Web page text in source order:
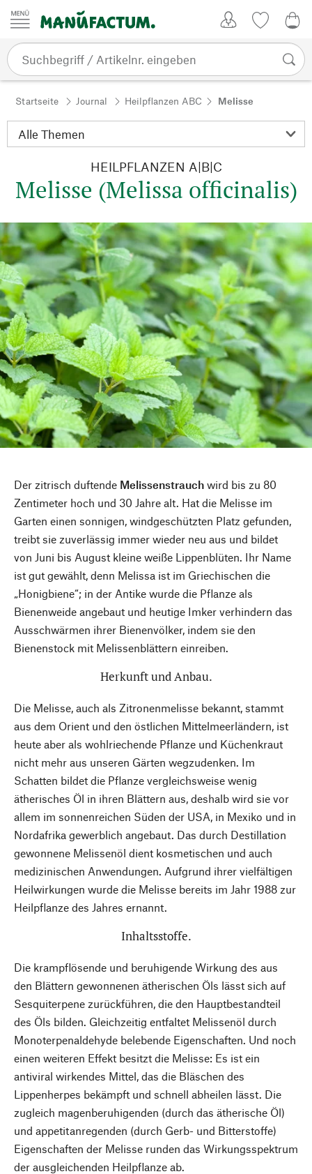
Zum Inhalt springen
Startseite Journal Heilpflanzen ABC Melisse
HEILPFLANZEN A|B|C
Melisse (Melissa officinalis)
Der zitrisch duftende Melissenstrauch wird bis zu 80
Zentimeter hoch und 30 Jahre alt. Hat die Melisse im
Garten einen sonnigen, windgeschützten Platz gefunden,
treibt sie zuverlässig immer wieder neu aus und bildet
von Juni bis August kleine weiße Lippenblüten. Ihr Name
ist gut gewählt, denn Melissa ist im Griechischen die
„Honigbiene“; in der Antike wurde die Pflanze als
Bienenweide angebaut und heutige Imker verhindern das
Ausschwärmen ihrer Bienenvölker, indem sie den
Bienenstock mit Melissenblättern einreiben.
Herkunft und Anbau.
Die Melisse, auch als Zitronenmelisse bekannt, stammt
aus dem Orient und den östlichen Mittelmeerländern, ist
heute aber als wohlriechende Pflanze und Küchenkraut
nicht mehr aus unseren Gärten wegzudenken. Im
Schatten bildet die Pflanze vergleichsweise wenig
ätherisches Öl in ihren Blättern aus, deshalb wird sie vor
allem im sonnenreichen Süden der USA, in Mexiko und in
Nordafrika gewerblich angebaut. Das durch Destillation
gewonnene Melissenöl dient kosmetischen und auch
medizinischen Anwendungen. Aufgrund ihrer vielfältigen
Heilwirkungen wurde die Melisse bereits im Jahr 1988 zur
Heilpflanze des Jahres ernannt.
Inhaltsstoffe.
Die krampflösende und beruhigende Wirkung des aus
den Blättern gewonnenen ätherischen Öls lässt sich auf
Sesquiterpene zurückführen, die den Hauptbestandteil
des Öls bilden. Gleichzeitig entfaltet Melissenöl durch
Monoterpenaldehyde belebende Eigenschaften. Und noch
einen weiteren Effekt besitzt die Melisse: Es ist ein
antiviral wirkendes Mittel, das die Bläschen des
Lippenherpes bekämpft und schnell abheilen lässt. Die
zugleich magenberuhigenden (durch das ätherische Öl)
und appetitanregenden (durch Gerb- und Bitterstoffe)
Eigenschaften der Melisse runden das Wirkungsspektrum
der ausgleichenden Heilpflanze ab.